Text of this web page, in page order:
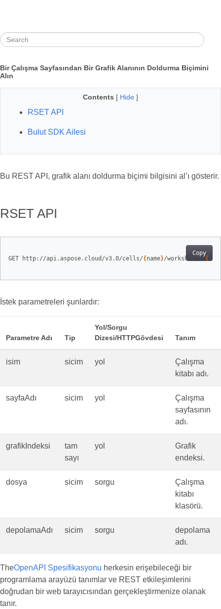
Bir Çalışma Sayfasından Bir Grafik Alanının Doldurma Biçimini
Alın
Contents [ Hide ]
RSET API
Bulut SDK Ailesi
Bu REST API, grafik alanı doldurma biçimi bilgisini al’ı gösterir.
RSET API
Copy
GET http://api.aspose.cloud/v3.0/cells/{ name}/worksheets/ {
İstek parametreleri şunlardır:
Parametre Adı Tip
Yol/Sorgu
Dizesi/HTTPGövdesi
Tanım
isim sicim yol
Çalışma
kitabı adı.
sayfaAdı sicim yol
Çalışma
sayfasının
adı.
grafikIndeksi
tam
sayı
yol
Grafik
endeksi.
dosya sicim sorgu
Çalışma
kitabı
klasörü.
depolamaAdı sicim sorgu
depolama
adı.
TheOpenAPI Spesifikasyonu herkesin erişebileceği bir
programlama arayüzü tanımlar ve REST etkileşimlerini
doğrudan bir web tarayıcısından gerçekleştirmenize olanak
tanır.